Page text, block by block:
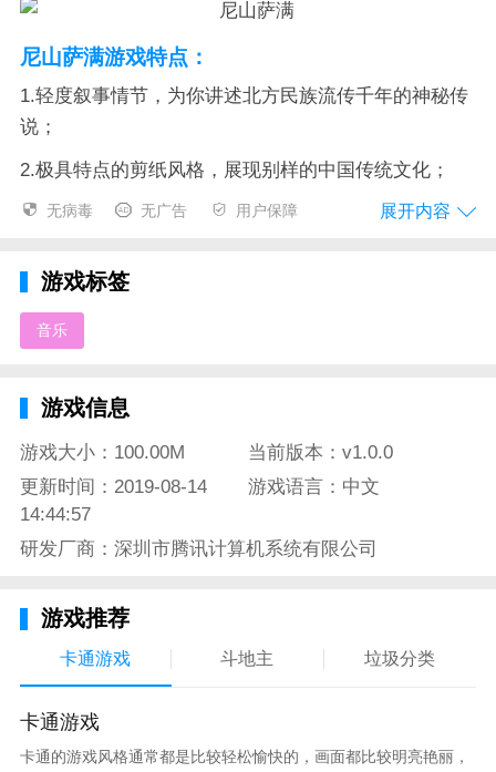
尼山萨满游戏特点：
1.轻度叙事情节，为你讲述北方民族流传千年的神秘传
说；
2.极具特点的剪纸风格，展现别样的中国传统文化；
3.萨满族原创音乐，搭配剪纸风格场景，为你带来前所
4.独特的游戏体验方式，以击鼓的行为来降服妖灵，穿
行诸界。
很令人震惊这是六个来自不同专业的毕业生所创作的作
的千年传说，同时也弘扬了少数民族深厚的文化底蕴，
无病毒 无广告 用户保障 展开内容
游戏标签
音乐
游戏信息
游戏大小：100.00M
当前版本：v1.0.0
更新时间：2019-08-14
14:44:57
游戏语言：中文
研发厂商：深圳市腾讯计算机系统有限公司
游戏推荐
卡通游戏 斗地主 垃圾分类
卡通游戏
卡通的游戏风格通常都是比较轻松愉快的，画面都比较明亮艳丽，